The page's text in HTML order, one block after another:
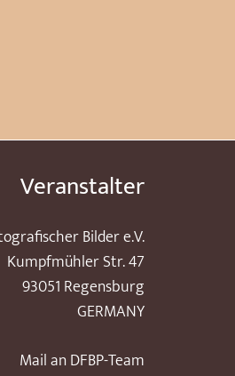
Veranstalter
Bilder e.V.
Kumpfmühler Str. 47
93051 Regensburg
GERMANY
Mail an DFBP-Team